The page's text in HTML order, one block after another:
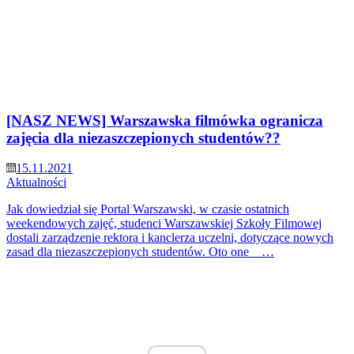
[NASZ NEWS] Warszawska filmówka ogranicza
zajęcia dla niezaszczepionych studentów??
15.11.2021
Aktualności
Jak dowiedział się Portal Warszawski, w czasie ostatnich
weekendowych zajęć, studenci Warszawskiej Szkoły Filmowej
dostali zarządzenie rektora i kanclerza uczelni, dotyczące nowych
zasad dla niezaszczepionych studentów. Oto one …